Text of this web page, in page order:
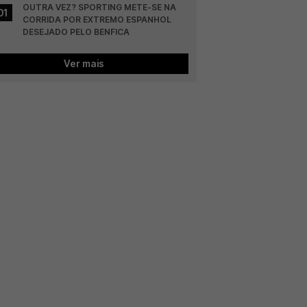
OUTRA VEZ? SPORTING METE-SE NA
CORRIDA POR EXTREMO ESPANHOL
DESEJADO PELO BENFICA
Ver mais